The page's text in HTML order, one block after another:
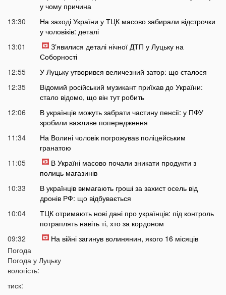
у чому причина
13:30
На заході України у ТЦК масово забирали відстрочки
у чоловіків: деталі
13:01
Зʼявилися деталі нічної ДТП у Луцьку на
Соборності
12:55
У Луцьку утворився величезний затор: що сталося
12:35
Відомий російський музикант приїхав до України:
стало відомо, що він тут робить
12:06
В українців можуть забрати частину пенсії: у ПФУ
зробили важливе попередження
11:34
На Волині чоловік погрожував поліцейським
гранатою
11:05
В Україні масово почали зникати продукти з
полиць магазинів
10:33
В українців вимагають гроші за захист осель від
дронів РФ: що відбувається
10:04
ТЦК отримають нові дані про українців: під контроль
потраплять навіть ті, хто за кордоном
09:32
На війні загинув волинянин, якого 16 місяців
09:03
Захід України пішов під воду після потужних злив
Погода
Погода у Луцьку
вологість:
тиск: